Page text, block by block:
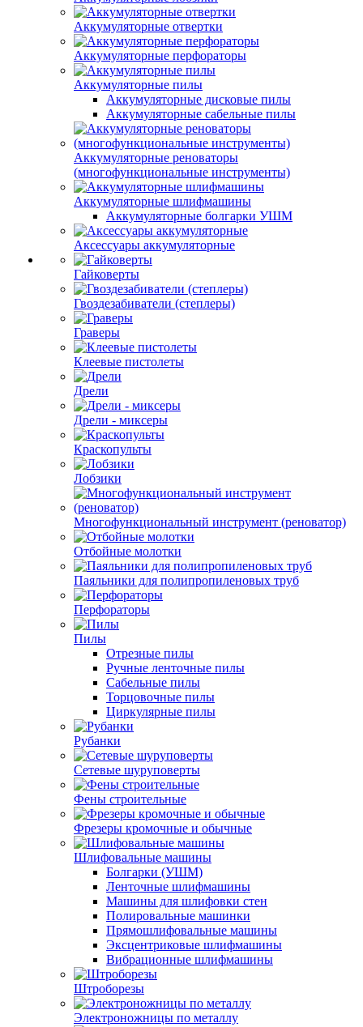
Аккумуляторные отвертки
Аккумуляторные перфораторы
Аккумуляторные пилы
Аккумуляторные дисковые пилы
Аккумуляторные сабельные пилы
Аккумуляторные реноваторы
(многофункциональные инструменты)
Аккумуляторные шлифмашины
Аккумуляторные болгарки УШМ
Аксессуары аккумуляторные
Гайковерты
Гвоздезабиватели (степлеры)
Граверы
Клеевые пистолеты
Дрели
Дрели - миксеры
Краскопульты
Лобзики
Многофункциональный инструмент (реноватор)
Отбойные молотки
Паяльники для полипропиленовых труб
Перфораторы
Пилы
Отрезные пилы
Ручные ленточные пилы
Сабельные пилы
Торцовочные пилы
Циркулярные пилы
Рубанки
Сетевые шуруповерты
Фены строительные
Фрезеры кромочные и обычные
Шлифовальные машины
Болгарки (УШМ)
Ленточные шлифмашины
Машины для шлифовки стен
Полировальные машинки
Прямошлифовальные машины
Эксцентриковые шлифмашины
Вибрационные шлифмашины
Штроборезы
Электроножницы по металлу